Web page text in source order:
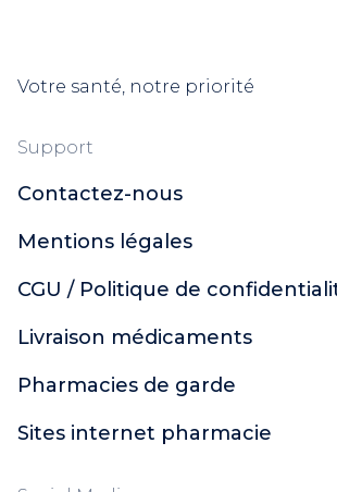
Cooper
Dulcis Health Science
Urgo
Polidis
Ginkor
CCD
Topicrem
Santé Verte
Orgakiddy
Votre santé, notre priorité
Support
Contactez-nous
Mentions légales
CGU / Politique de
Livraison médicaments
Pharmacies de garde
Sites internet pharmacie